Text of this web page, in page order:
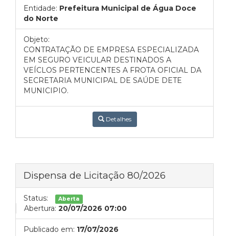
Entidade: Prefeitura Municipal de Água Doce
do Norte
Objeto:
CONTRATAÇÃO DE EMPRESA ESPECIALIZADA
EM SEGURO VEICULAR DESTINADOS A
VEÍCLOS PERTENCENTES A FROTA OFICIAL DA
SECRETARIA MUNICIPAL DE SAÚDE DETE
MUNICIPIO.
Detalhes
Dispensa de Licitação 80/2026
Status: Aberta
Abertura: 20/07/2026 07:00
Publicado em: 17/07/2026